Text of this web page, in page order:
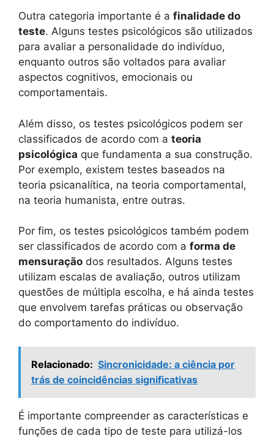
Outra categoria importante é a finalidade do
teste. Alguns testes psicológicos são utilizados
para avaliar a personalidade do indivíduo,
enquanto outros são voltados para avaliar
aspectos cognitivos, emocionais ou
comportamentais.
Além disso, os testes psicológicos podem ser
classificados de acordo com a teoria
psicológica que fundamenta a sua construção.
Por exemplo, existem testes baseados na
teoria psicanalítica, na teoria comportamental,
na teoria humanista, entre outras.
Por fim, os testes psicológicos também podem
ser classificados de acordo com a forma de
mensuração dos resultados. Alguns testes
utilizam escalas de avaliação, outros utilizam
questões de múltipla escolha, e há ainda testes
que envolvem tarefas práticas ou observação
do comportamento do indivíduo.
Relacionado: Sincronicidade: a ciência por
trás de coincidências significativas
É importante compreender as características e
funções de cada tipo de teste para utilizá-los